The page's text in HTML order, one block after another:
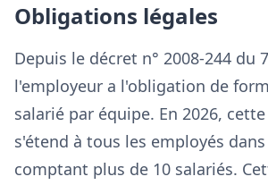
Obligations légales
Depuis le décret n° 2008-244 du
l'employeur a l'obligation de
salarié par équipe. En 2026,
s'étend à tous les employés
comptant plus de 10 salariés.